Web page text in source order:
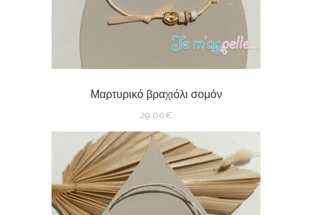
Μαρτυρικό βραχιόλι σομόν
29,00€